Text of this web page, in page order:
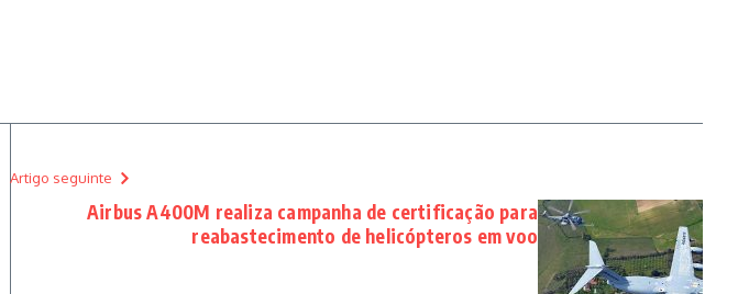
Artigo seguinte
Airbus A400M realiza campanha de certificação para
reabastecimento de helicópteros em voo